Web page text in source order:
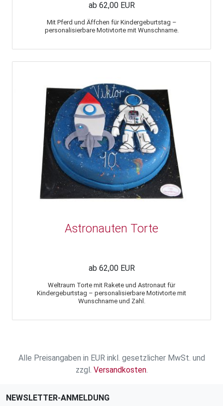
ab 62,00 EUR
Mit Pferd und Äffchen für Kindergeburtstag –
personalisierbare Motivtorte mit Wunschname.
Astronauten Torte
ab 62,00 EUR
Weltraum Torte mit Rakete und Astronaut für
Kindergeburtstag – personalisierbare Motivtorte mit
Wunschname und Zahl.
Alle Preisangaben in EUR inkl. gesetzlicher MwSt. und
zzgl. Versandkosten.
NEWSLETTER-ANMELDUNG